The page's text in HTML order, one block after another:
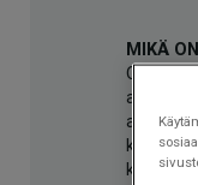
MIKÄ
kysyy